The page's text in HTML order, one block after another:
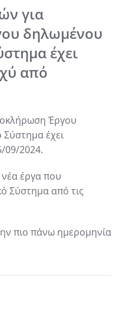
για
δηλωμένου
έχει
από
Έργου
έχει
09/2024.
έργα που
Σύστημα από τις
πιο πάνω ημερομηνία